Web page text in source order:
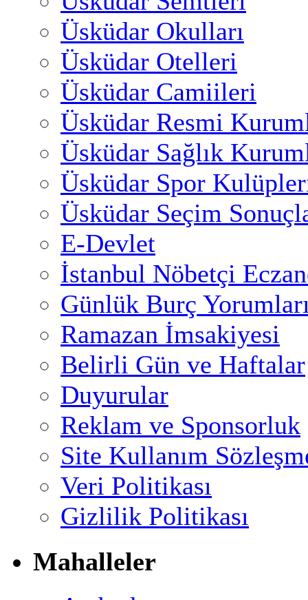
Üsküdar Okulları
Üsküdar Otelleri
Üsküdar Camiileri
Üsküdar Resmi
Üsküdar Sağlık
Üsküdar Spor
Üsküdar Seçim
E-Devlet
İstanbul Nöbetçi
Günlük Burç
Ramazan İmsakiyesi
Belirli Gün ve Haftalar
Duyurular
Reklam ve Sponsorluk
Site Kullanım
Veri Politikası
Gizlilik Politikası
Mahalleler